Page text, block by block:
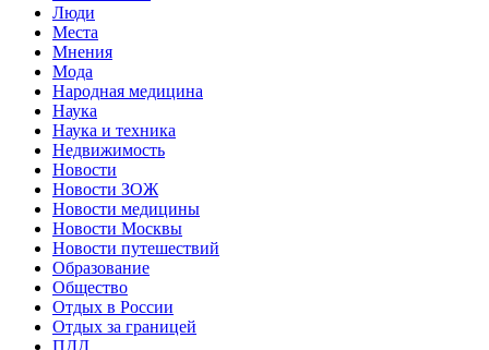
Люди
Места
Мнения
Мода
Народная медицина
Наука
Наука и техника
Недвижимость
Новости
Новости ЗОЖ
Новости медицины
Новости Москвы
Новости путешествий
Образование
Общество
Отдых в России
Отдых за границей